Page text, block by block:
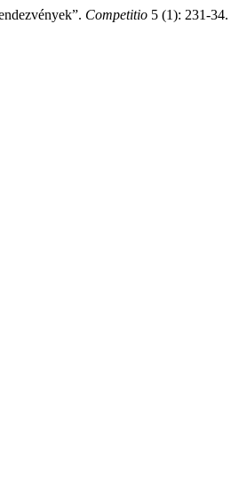
Competitio 5 (1): 231-34.